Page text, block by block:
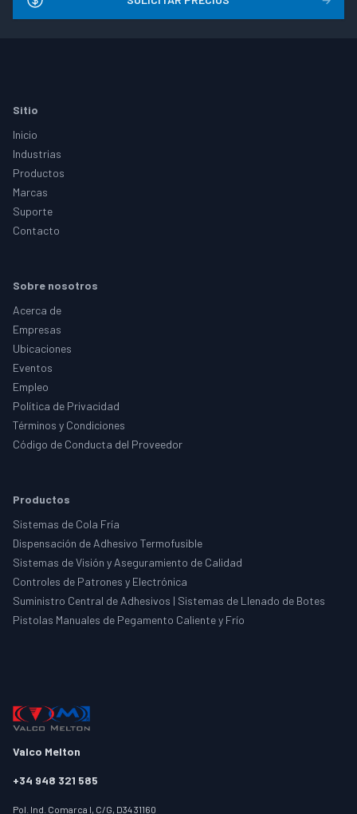
Footer
Sitio
Inicio
Industrias
Productos
Marcas
Suporte
Contacto
Sobre nosotros
Acerca de
Empresas
Ubicaciones
Eventos
Empleo
Política de Privacidad
Términos y Condiciones
Código de Conducta del Proveedor
Productos
Sistemas de Cola Fría
Dispensación de Adhesivo Termofusible
Sistemas de Visión y Aseguramiento de Calidad
Controles de Patrones y Electrónica
Suministro Central de Adhesivos | Sistemas de Llenado de Botes
Pistolas Manuales de Pegamento Caliente y Frío
Valco Melton
+34 948 321 585
Pol. Ind. Comarca I, C/G, D34 31160